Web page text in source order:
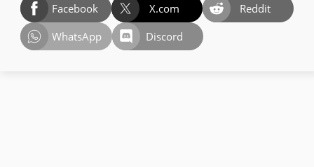
Facebook X.com
Reddit
WhatsApp
Discord